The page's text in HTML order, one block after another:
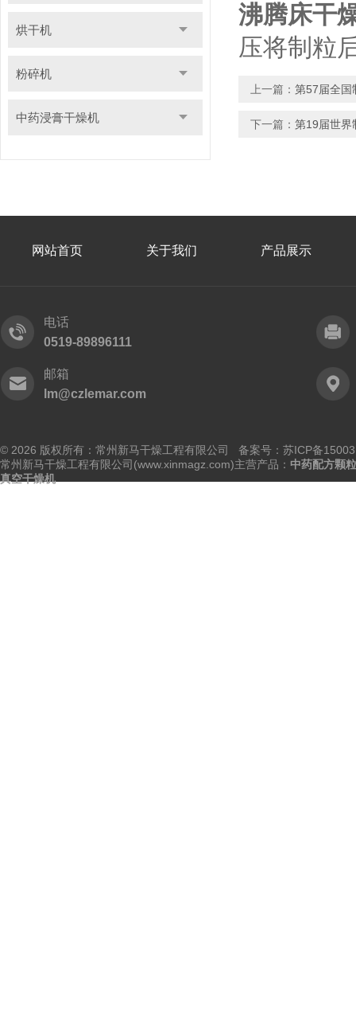
烘干机
粉碎机
中药浸膏干燥机
沸腾床干
压将制粒
上一篇： 第57届全国
下一篇： 第19届世界
网站首页 关于我们 产品展示
电话
0519-89896111
邮箱
lm@czlemar.com
© 2026 版权所有：常州新马干燥工程有限公司 备案号： 苏ICP备
常州新马干燥工程有限公司(www.xinmagz.com)主营产品： 中药配方颗
真空干燥机